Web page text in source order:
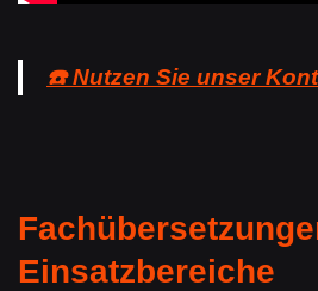
☎️ Nutzen Sie unser
Einsatzbereiche